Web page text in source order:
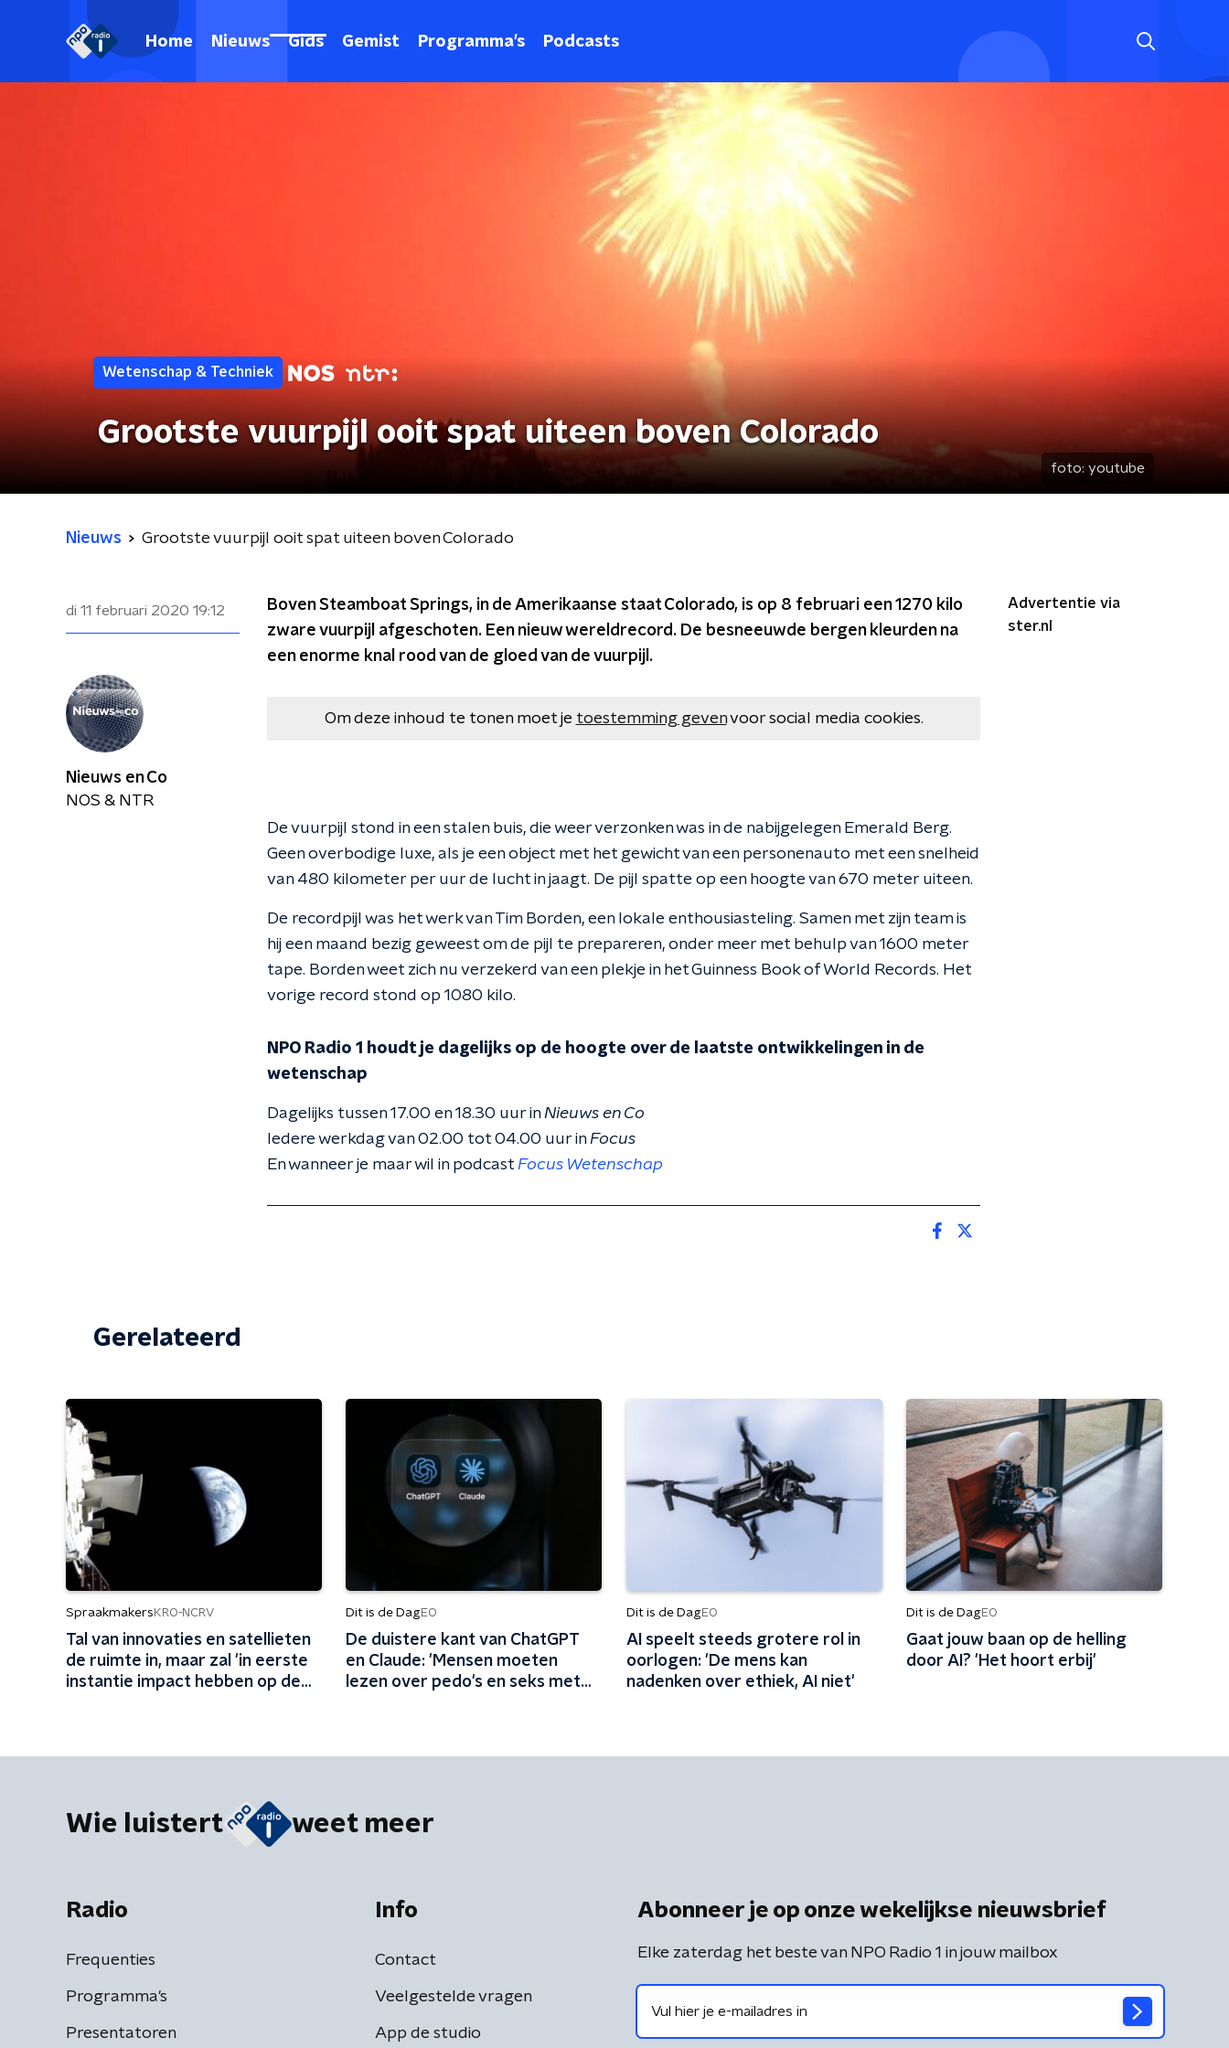
Home Nieuws Gids Gemist Programma's Podcasts
Wetenschap & Techniek
Grootste vuurpijl ooit spat uiteen boven Colorado
foto: youtube
Nieuws Grootste vuurpijl ooit spat uiteen boven Colorado
di 11 februari 2020 19:12
Boven Steamboat Springs, in de Amerikaanse staat Colorado, is op 8 februari een 1270 kilo
zware vuurpijl afgeschoten. Een nieuw wereldrecord. De besneeuwde bergen kleurden na
een enorme knal rood van de gloed van de vuurpijl.
Om deze inhoud te tonen moet je toestemming gevenvoor social media cookies.
De vuurpijl stond in een stalen buis, die weer verzonken was in de nabijgelegen Emerald Berg.
Geen overbodige luxe, als je een object met het gewicht van een personenauto met een snelheid
van 480 kilometer per uur de lucht in jaagt. De pijl spatte op een hoogte van 670 meter uiteen.
De recordpijl was het werk van Tim Borden, een lokale enthousiasteling. Samen met zijn team is
hij een maand bezig geweest om de pijl te prepareren, onder meer met behulp van 1600 meter
tape. Borden weet zich nu verzekerd van een plekje in het Guinness Book of World Records. Het
vorige record stond op 1080 kilo.
NPO Radio 1 houdt je dagelijks op de hoogte over de laatste ontwikkelingen in de
wetenschap
Dagelijks tussen 17.00 en 18.30 uur inNieuws en Co
Iedere werkdag van 02.00 tot 04.00 uur inFocus
En wanneer je maar wil in podcast Focus Wetenschap
Advertentie via
ster.nl
Nieuws en Co
NOS & NTR
Gerelateerd
Spraakmakers KRO-NCRV
Tal van innovaties en satellieten
de ruimte in, maar zal 'in eerste
instantie impact hebben op de
Dit is de DagEO
De duistere kant van ChatGPT
en Claude: 'Mensen moeten
lezen over pedo's en seks met
Dit is de DagEO
AI speelt steeds grotere rol in
oorlogen: 'De mens kan
nadenken over ethiek, AI niet'
Dit is de DagEO
Gaat jouw baan op de helling
door AI? 'Het hoort erbij'
Wie luistert weet meer
Radio
Frequenties
Programma's
Presentatoren
Info
Contact
Veelgestelde vragen
App de studio
Abonneer je op onze wekelijkse nieuwsbrief
Elke zaterdag het beste van NPO Radio 1 in jouw mailbox